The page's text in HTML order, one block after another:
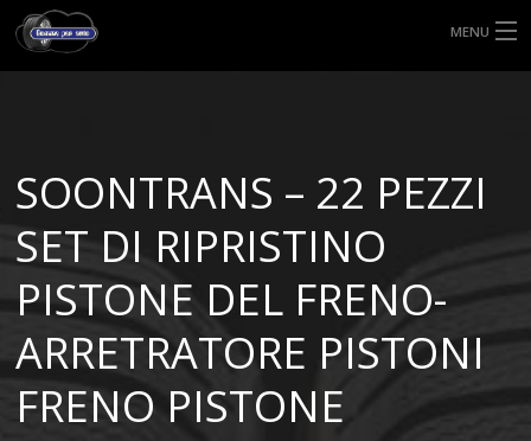
MENU
MISURE GOMME
BLOG
SHOP
SOONTRANS – 22 PEZZI
SET DI RIPRISTINO
PISTONE DEL FRENO-
ARRETRATORE PISTONI
FRENO PISTONE